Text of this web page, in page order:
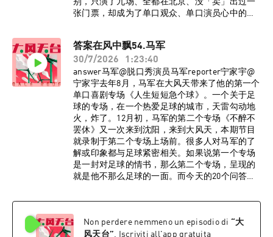
别，只演了九场、全都在北京、没「卖」出过一
张门票，却成为了单口观众、单口演员心中的必
郑忠华、icer（哎丝儿）、Anchor、莉莉丝乔小
双！感谢杨蒙恩、嘻哈、刘旸教主！本期内容指
南：02:47 差点断了演艺圈之路13:05 擅长的东西
只玩5分钟20:04 杨蒙恩：Moon的专场看了三回
30:50 这个专场是写给单口喜剧骨灰级玩家的
38:30 从入行开始就在避免火44:12 炸场是《深
海》的最低标准54:40 看过无数次《潜伏》60:27
小红书上的repo就是《深海》的门票钱67:40
Comedy brings people together 不是口号76:50
第一个专场后写了两个小时段子都没进《深海》
82:03 演到记不住台词的那一天96:38 彩蛋�嘻
哈、刘旸教主BGM深海-亚洲爱乐合唱团电视剧
剪辑：陈誉灵之后我们也会更新其他著名演员优
以及快乐回忆，当然，如果想讲不好听的话也可
以，我们也喜欢听哈哈哈哈。
答案在风中飘54.马军
30/7/2026
1:23:40
answer马军@脱口秀演员马军reporter宁家宇@
宁家宇去年8月，马军在大风天带来了他的第一个
单口喜剧专场《人生短短急个球》。一个关于足
球的专场，在一个热爱足球的城市，天雷勾动地
火，炸了。12月初，马军的第二个专场《不醉不
罢休》又一次来到沈阳，来到大风天，本期节目
就录制于第二个专场上场前。很多人对马军的了
解或印象都与足球紧密相关。如果说第一个专场
是一封对足球的情书，那么第二个专场，呈现的
就是他不那么足球的一面。而今天的20个问答，
急个球》沈阳站《不醉不罢休》沈阳站本期内容
保留着莎士比亚时代的规则18:30 黑灯保持着上海
杭州两地赶场最高记录24:25 人生的第一个offer来
Non perdere nemmeno un episodio di “大
风天台”. Iscriviti all'app gratuita